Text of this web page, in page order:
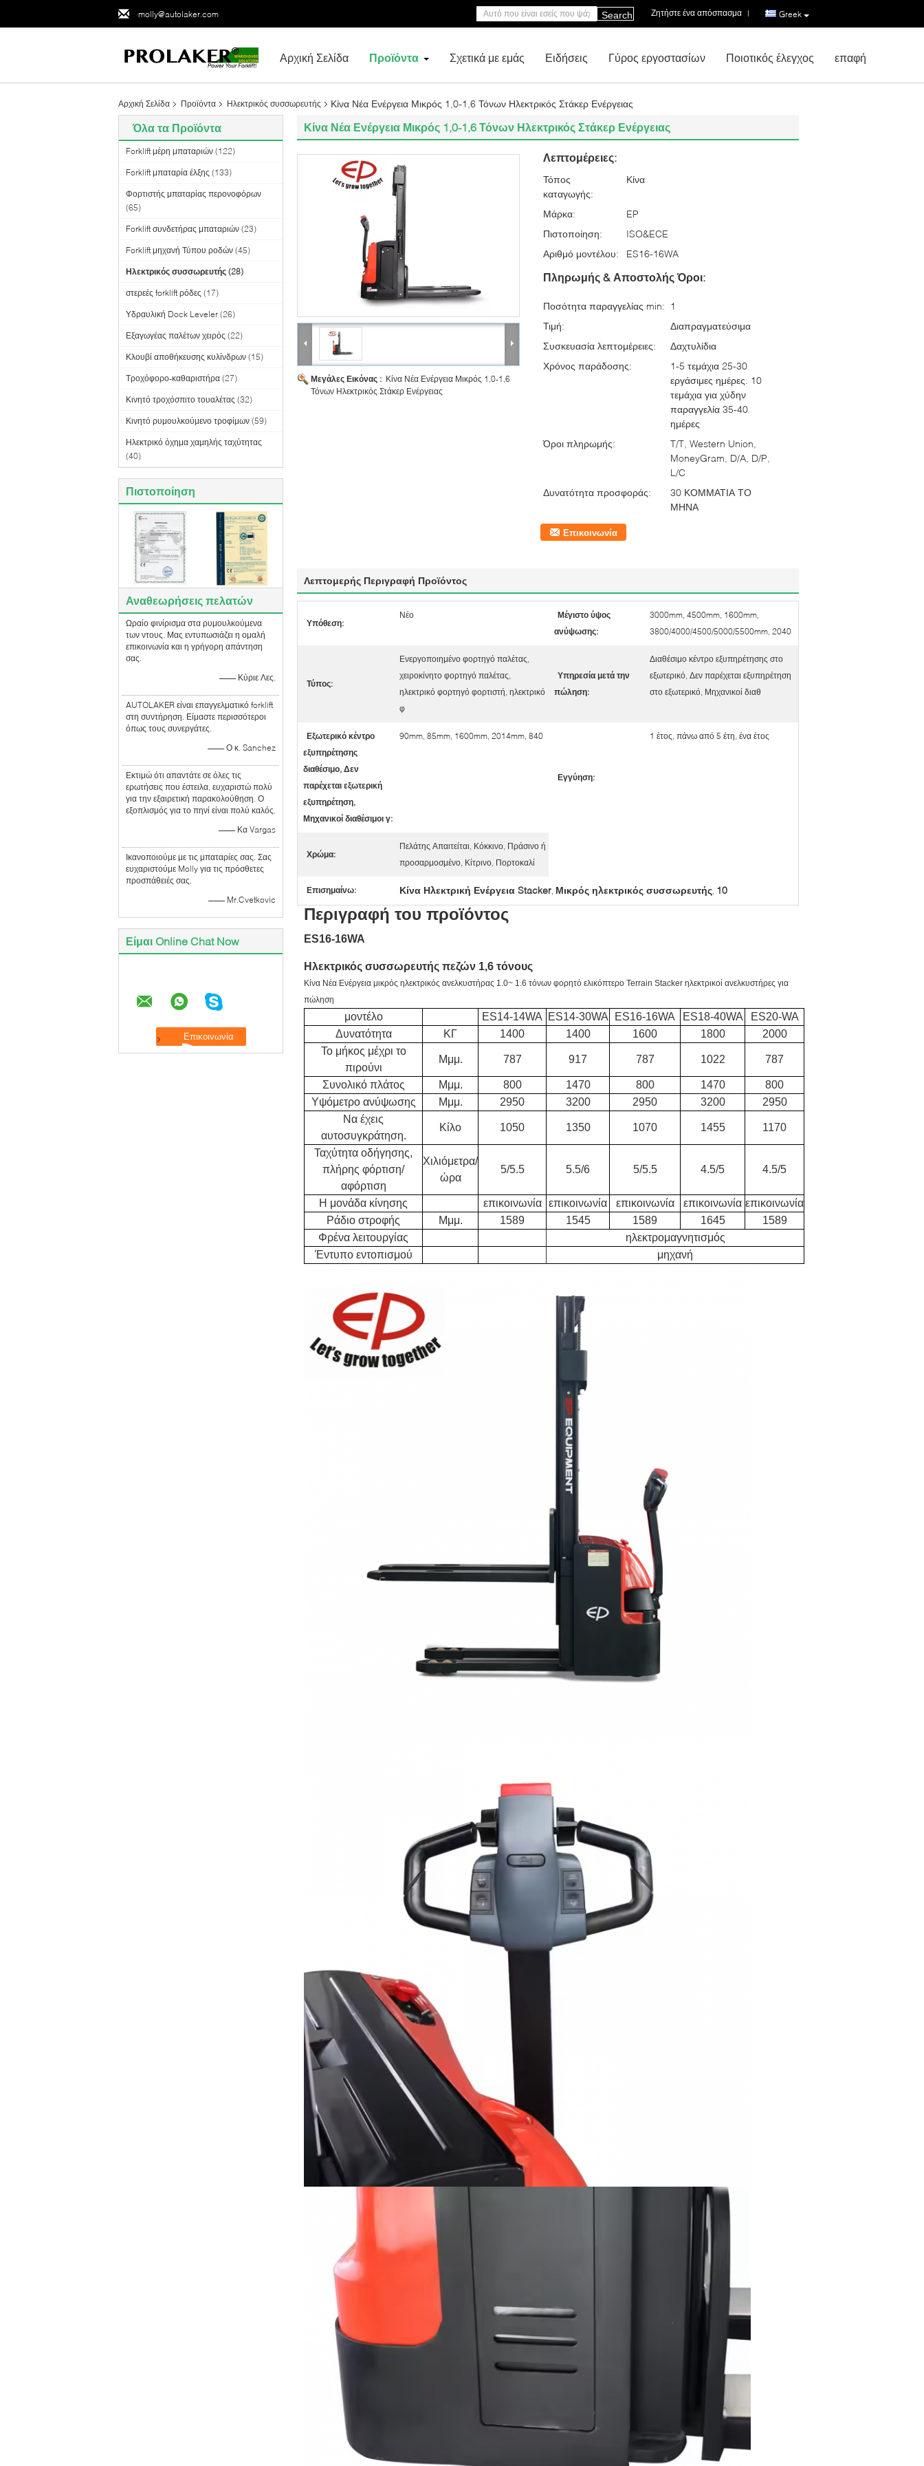
molly@autolaker.com Greek
Ζητήστε ένα απόσπασμα |
Search
Αρχική Σελίδα Προϊόντα Σχετικά με εμάς Ειδήσεις Γύρος εργοστασίων Ποιοτικός έλεγχος επαφή
Αρχική Σελίδα Προϊόντα Ηλεκτρικός συσσωρευτής Κίνα Νέα Ενέργεια Μικρός 1,0-1,6 Τόνων Ηλεκτρικός Στάκερ Ενέργειας
Όλα τα Προϊόντα
Forklift μέρη μπαταριών (122)
Forklift μπαταρία έλξης (133)
Φορτιστής μπαταρίας περονοφόρων
(65)
Forklift συνδετήρας μπαταριών (23)
Forklift μηχανή Τύπου ροδών (45)
Ηλεκτρικός συσσωρευτής (28)
στερεές forklift ρόδες (17)
Υδραυλική Dock Leveler (26)
Εξαγωγέας παλέτων χειρός (22)
Κλουβί αποθήκευσης κυλίνδρων (15)
Τροχόφορο-καθαριστήρα (27)
Κινητό τροχόσπιτο τουαλέτας (32)
Κινητό ρυμουλκούμενο τροφίμων (59)
Ηλεκτρικό όχημα χαμηλής ταχύτητας
(40)
Πιστοποίηση
Αναθεωρήσεις πελατών
Ωραίο φινίρισμα στα ρυμουλκούμενα
των ντους. Μας εντυπωσιάζει η ομαλή
επικοινωνία και η γρήγορη απάντηση
σας.
—— Κύριε Λες.
AUTOLAKER είναι επαγγελματικό forklift
στη συντήρηση. Είμαστε περισσότεροι
όπως τους συνεργάτες.
—— Ο κ. Sanchez
Εκτιμώ ότι απαντάτε σε όλες τις
ερωτήσεις που έστειλα, ευχαριστώ πολύ
για την εξαιρετική παρακολούθηση. Ο
εξοπλισμός για το πηνί είναι πολύ καλός.
—— Κα Vargas
Ικανοποιούμε με τις μπαταρίες σας. Σας
ευχαριστούμε Molly για τις πρόσθετες
προσπάθειές σας.
—— Mr.Cvetkovic
Είμαι Online Chat Now
Κίνα Νέα Ενέργεια Μικρός 1,0-1,6 Τόνων Ηλεκτρικός Στάκερ Ενέργειας
Μεγάλες Εικόνας : Κίνα Νέα Ενέργεια Μικρός 1,0-1,6
Τόνων Ηλεκτρικός Στάκερ Ενέργειας
Λεπτομέρειες:
Τόπος
καταγωγής:
Κίνα
Μάρκα:
EP
Πιστοποίηση:
ISO&ECE
Αριθμό μοντέλου:
ES16-16WA
Πληρωμής & Αποστολής Όροι:
Ποσότητα παραγγελίας min: 1
Τιμή:
Διαπραγματεύσιμα
Συσκευασία λεπτομέρειες:
Δαχτυλίδια
Χρόνος παράδοσης:
1-5 τεμάχια 25-30
εργάσιμες ημέρες. 10
τεμάχια για χύδην
παραγγελία 35-40
ημέρες
Όροι πληρωμής:
T/T, Western Union,
MoneyGram, D/A, D/P,
L/C
Δυνατότητα προσφοράς:
30 ΚΟΜΜΑΤΙΑ ΤΟ
ΜΗΝΑ
Επικοινωνία
Λεπτομερής Περιγραφή Προϊόντος
Υπόθεση:
Νέο
Μέγιστο ύψος
ανύψωσης:
3000mm, 4500mm, 1600mm,
3800/4000/4500/5000/5500mm, 2040
Τύπος:
Ενεργοποιημένο φορτηγό παλέτας,
χειροκίνητο φορτηγό παλέτας,
ηλεκτρικό φορτηγό φορτιστή, ηλεκτρικό
φ
Υπηρεσία μετά την
πώληση:
Διαθέσιμο κέντρο εξυπηρέτησης στο
εξωτερικό, Δεν παρέχεται εξυπηρέτηση
στο εξωτερικό, Μηχανικοί διαθ
Εξωτερικό κέντρο
εξυπηρέτησης
διαθέσιμο, Δεν
παρέχεται εξωτερική
εξυπηρέτηση,
Μηχανικοί διαθέσιμοι γ:
90mm, 85mm, 1600mm, 2014mm, 840
Εγγύηση:
1 έτος, πάνω από 5 έτη, ένα έτος
Χρώμα:
Πελάτης Απαιτείται, Κόκκινο, Πράσινο ή
προσαρμοσμένο, Κίτρινο, Πορτοκαλί
Επισημαίνω: Κίνα Ηλεκτρική Ενέργεια Stacker, Μικρός ηλεκτρικός συσσωρευτής, 10
Περιγραφή του προϊόντος
ES16-16WA
Ηλεκτρικός συσσωρευτής πεζών 1,6 τόνους
Κίνα Νέα Ενέργεια μικρός ηλεκτρικός ανελκυστήρας 1.0~ 1.6 τόνων φορητό ελικόπτερο Terrain Stacker ηλεκτρικοί ανελκυστήρες για
πώληση
μοντέλο ES14-14WA ES14-30WA ES16-16WA ES18-40WA
ES20-WA
Δυνατότητα
ΚΓ 1400 1400 1600 1800
2000
Το μήκος μέχρι το
πιρούνι
Μμμ. 787 917 787 1022 787
Συνολικό πλάτος Μμμ. 800 1470 800 1470
800
Υψόμετρο ανύψωσης
Μμμ. 2950 3200 2950 3200
2950
Να έχεις
αυτοσυγκράτηση.
Κίλο 1050 1350 1070 1455 1170
Ταχύτητα οδήγησης,
πλήρης φόρτιση/
αφόρτιση
Χιλιόμετρα/
ώρα
5/5.5 5.5/6 5/5.5 4.5/5 4.5/5
Η μονάδα κίνησης επικοινωνία επικοινωνία επικοινωνία επικοινωνία επικοινωνία
Ράδιο στροφής
Μμμ. 1589 1545 1589 1645
1589
Φρένα λειτουργίας
ηλεκτρομαγνητισμός
Έντυπο εντοπισμού
μηχανή